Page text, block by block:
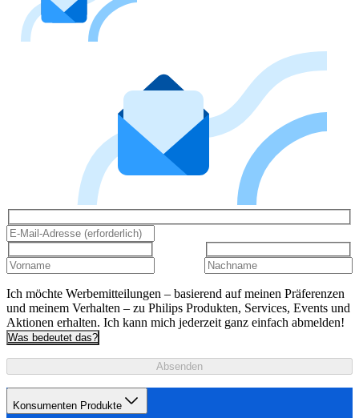
Ich möchte Werbemitteilungen – basierend auf meinen Präferenzen
und meinem Verhalten – zu Philips Produkten, Services, Events und
Aktionen erhalten. Ich kann mich jederzeit ganz einfach abmelden!
Was bedeutet das?
Absenden
Konsumenten Produkte